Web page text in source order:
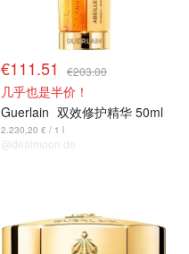
€111.51 €203.00
几乎也是半价！
Guerlain 双效修护精华 50ml
2.230,20 € / 1 l
@dealmoon.de